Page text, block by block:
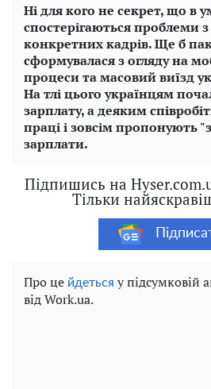
Ні для кого не секрет, що в
спостерігаються проблеми
конкретних кадрів. Ще б
сформувалася з огляду на
процеси та масовий виїзд
На тлі цього українцям
зарплату, а деяким
праці і зовсім пропонують
зарплати.
Підпишись на
Тільки
Про це йдеться у підсумковій
від Work.ua.